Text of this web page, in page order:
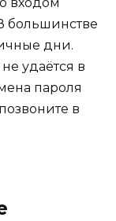
большинстве
дни.
удаётся в
пароля
в